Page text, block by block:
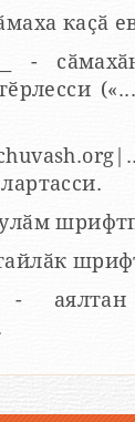
каҫӑ
-
-